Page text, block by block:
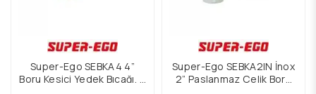
Super-Ego SEBKA4 4”
Boru Kesici Yedek Bıçağı, 3
Super-Ego SEBKA2IN İnox
2” Paslanmaz Çelik Boru